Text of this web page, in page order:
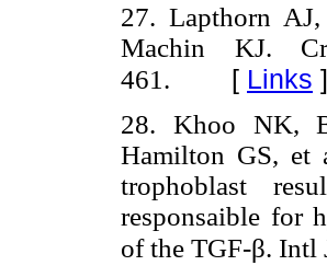
27. Lapthorn
Machin KJ.
461. [ Links ]
28. Khoo NK,
Hamilton GS, et
trophoblast
responsaible for
of the TGF-β. Intl